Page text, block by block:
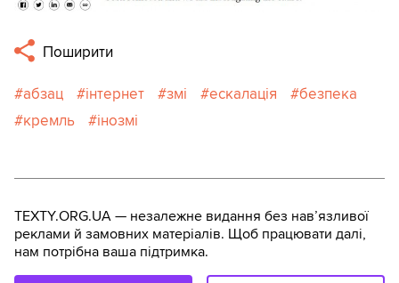
Поширити
абзац інтернет змі ескалація
безпека
кремль
інозмі
TEXTY.ORG.UA — незалежне видання без навʼязливої
реклами й замовних матеріалів. Щоб працювати далі,
нам потрібна ваша підтримка.